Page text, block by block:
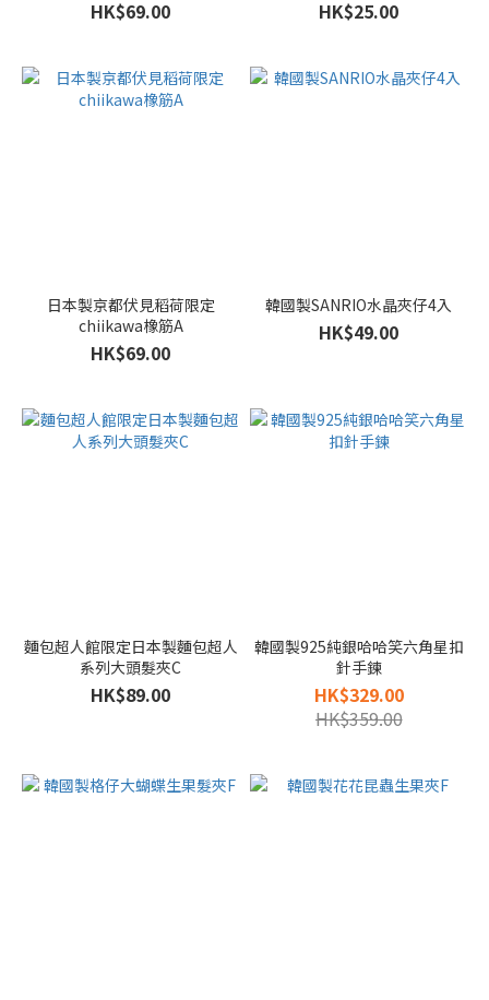
HK$69.00 HK$25.00
日本製京都伏見稻荷限定
chiikawa橡筋A
HK$69.00
韓國製SANRIO水晶夾仔4入
HK$49.00
麵包超人館限定日本製麵包超人
系列大頭髮夾C
HK$89.00
韓國製925純銀哈哈笑六角星扣
針手鍊
HK$329.00
HK$359.00